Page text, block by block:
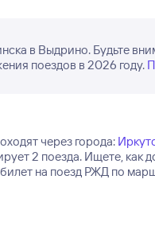
в Выдрино. Будьте
поездов в 2026 году.
через города:
2 поезда. Ищете, как
на поезд РЖД по